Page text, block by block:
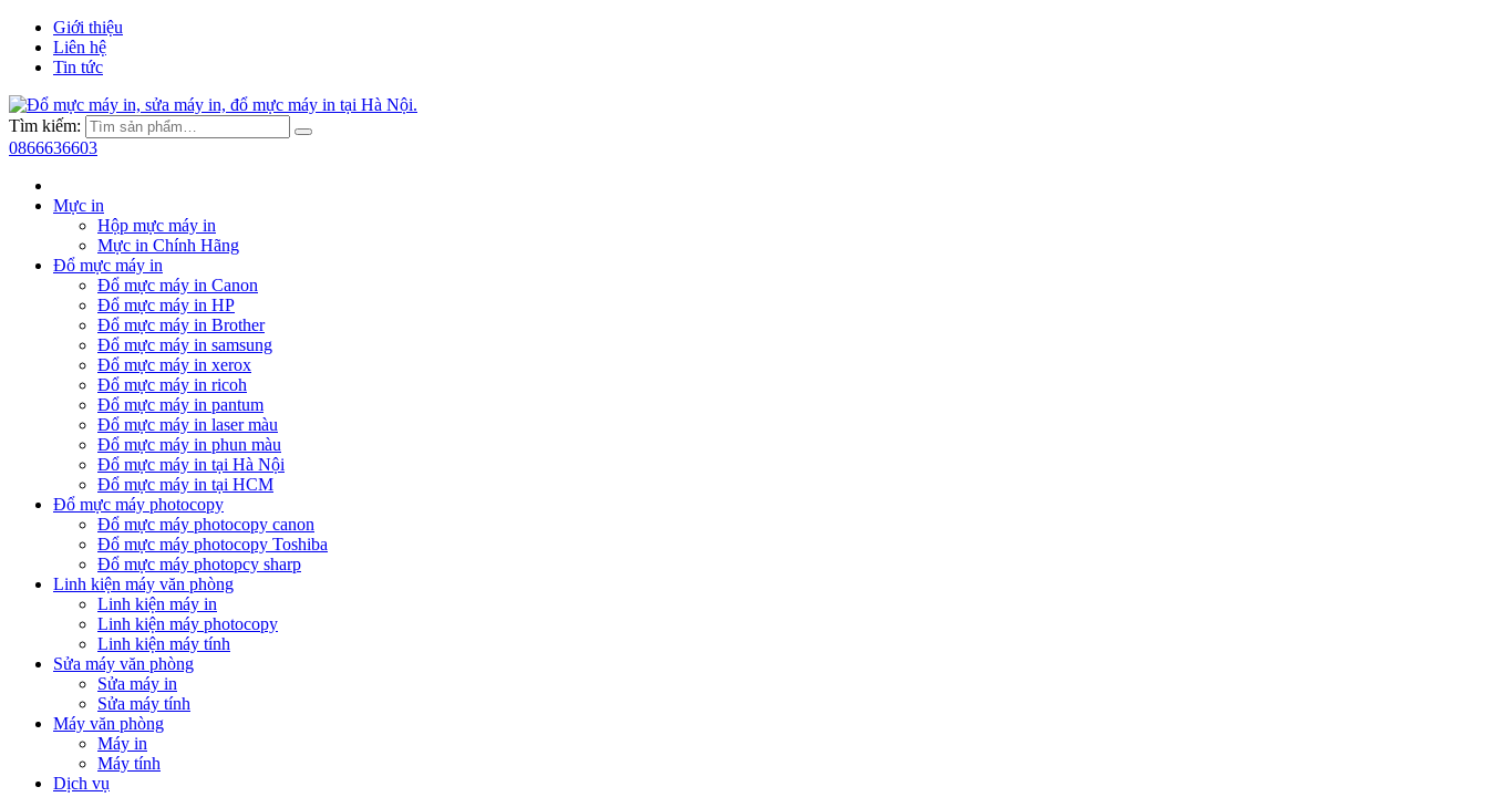
Giới thiệu
Liên hệ
Tin tức
Tìm kiếm:
0866636603
Mực in
Hộp mực máy in
Mực in Chính Hãng
Đổ mực máy in
Đổ mực máy in Canon
Đổ mực máy in HP
Đổ mực máy in Brother
Đổ mực máy in samsung
Đổ mực máy in xerox
Đổ mực máy in ricoh
Đổ mực máy in pantum
Đổ mực máy in laser màu
Đổ mực máy in phun màu
Đổ mực máy in tại Hà Nội
Đổ mực máy in tại HCM
Đổ mực máy photocopy
Đổ mực máy photocopy canon
Đổ mực máy photocopy Toshiba
Đổ mực máy photopcy sharp
Linh kiện máy văn phòng
Linh kiện máy in
Linh kiện máy photocopy
Linh kiện máy tính
Sửa máy văn phòng
Sửa máy in
Sửa máy tính
Máy văn phòng
Máy in
Máy tính
Dịch vụ